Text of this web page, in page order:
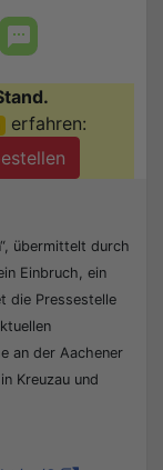
erfahren:
übermittelt durch
Einbruch, ein
die Pressestelle
an der Aachener
Kreuzau und